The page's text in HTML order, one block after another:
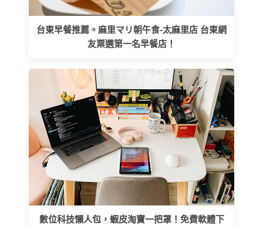
台東早餐推薦。麻里マリ朝午食-太麻里店 台東網
友票選第一名早餐店！
數位科技懶人包，蝦皮淘寶一把罩！免費軟體下